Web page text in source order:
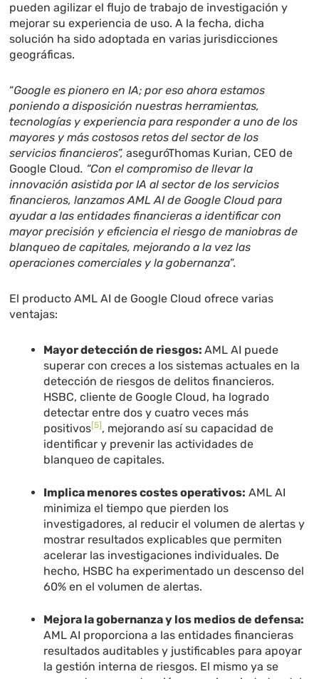
pueden agilizar el flujo de trabajo de investigación y
mejorar su experiencia de uso. A la fecha, dicha
solución ha sido adoptada en varias jurisdicciones
geográficas.
“Google es pionero en IA; por eso ahora estamos
poniendo a disposición nuestras herramientas,
tecnologías y experiencia para responder a uno de los
mayores y más costosos retos del sector de los
servicios financieros”,aseguróThomas Kurian, CEO de
Google Cloud. “Con el compromiso de llevar la
innovación asistida por IA al sector de los servicios
financieros, lanzamos AML AI de Google Cloud para
ayudar a las entidades financieras a identificar con
mayor precisión y eficiencia el riesgo de maniobras de
blanqueo de capitales, mejorando a la vez las
operaciones comerciales y la gobernanza”.
El producto AML AI de Google Cloud ofrece varias
ventajas:
Mayor detección de riesgos:AML AI puede
superar con creces a los sistemas actuales en la
detección de riesgos de delitos financieros.
HSBC, cliente de Google Cloud, ha logrado
detectar entre dos y cuatro veces más
positivos[5] , mejorando así su capacidad de
identificar y prevenir las actividades de
blanqueo de capitales.
Implica menores costes operativos: AML AI
minimiza el tiempo que pierden los
investigadores, al reducir el volumen de alertas y
mostrar resultados explicables que permiten
acelerar las investigaciones individuales. De
hecho, HSBC ha experimentado un descenso del
60% en el volumen de alertas.
Mejora la gobernanza y los medios de defensa:
AML AI proporciona a las entidades financieras
resultados auditables y justificables para apoyar
la gestión interna de riesgos. El mismo ya se